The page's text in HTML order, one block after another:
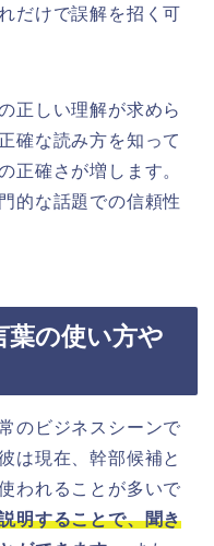
だけで誤解を招く可
正しい理解が求めら
確な読み方を知って
正確さが増します。
的な話題での信頼性
葉の使い方や
のビジネスシーンで
は現在、幹部候補と
われることが多いで
明することで、聞き